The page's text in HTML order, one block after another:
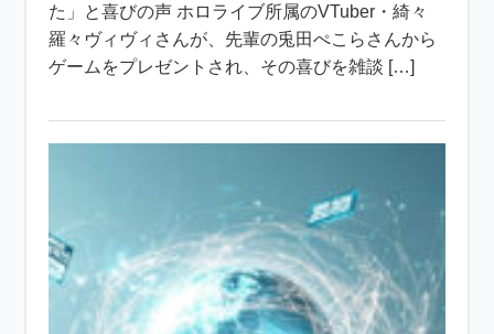
た」と喜びの声 ホロライブ所属のVTuber・綺々
羅々ヴィヴィさんが、先輩の兎田ぺこらさんから
ゲームをプレゼントされ、その喜びを雑談 […]